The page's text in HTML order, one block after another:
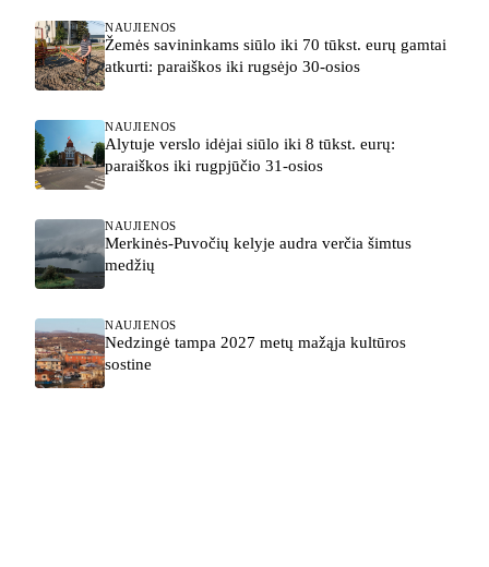
NAUJIENOS
Žemės savininkams siūlo iki 70 tūkst. eurų gamtai
atkurti: paraiškos iki rugsėjo 30-osios
NAUJIENOS
Alytuje verslo idėjai siūlo iki 8 tūkst. eurų:
paraiškos iki rugpjūčio 31-osios
NAUJIENOS
Merkinės-Puvočių kelyje audra verčia šimtus
medžių
NAUJIENOS
Nedzingė tampa 2027 metų mažąja kultūros
sostine